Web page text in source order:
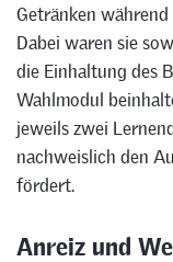
Getränken
Dabei waren sie
die Einhaltung des
Wahlmodul
jeweils zwei
nachweislich den
fördert.
Anreiz und